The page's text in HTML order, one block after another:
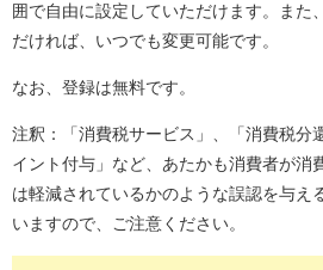
囲で自由に設定していただけます。また
だければ、いつでも変更可能です。
なお、登録は無料です。
注釈：「消費税サービス」、「消費税分
イント付与」など、あたかも消費者が消
は軽減されているかのような誤認を与え
いますので、ご注意ください。